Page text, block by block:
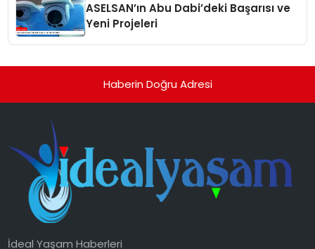
ASELSAN’ın Abu Dabi’deki Başarısı ve
Yeni Projeleri
Haberin Doğru Adresi
İdeal Yaşam Haberleri